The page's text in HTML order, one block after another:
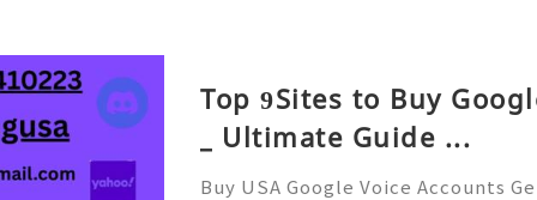
Top 9Sites to Buy
_ Ultimate Guide ...
Buy USA Google Voice Accounts